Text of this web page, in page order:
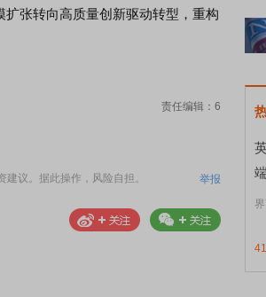
张转向高质量创新驱动转型，重构
责任编辑：6
议。据此操作，风险自担。 举报